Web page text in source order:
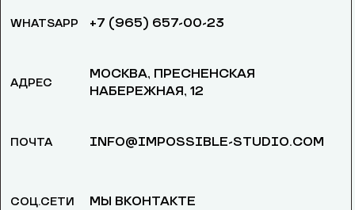
WHATSAPP
АДРЕС
ПОЧТА
СОЦ.СЕТИ
+7 (965) 657-00-23
МОСКВА, ​ПРЕСНЕНСКАЯ
НАБЕРЕЖНАЯ, 12
INFO@IMPOSSIBLE-STUDIO.COM
МЫ ВКОНТАКТЕ